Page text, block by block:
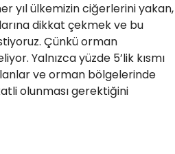
yıl ülkemizin ciğerlerini yakan,
dikkat çekmek ve bu
Çünkü orman
Yalnızca yüzde 5’lik kısmı
ve orman bölgelerinde
olunması gerektiğini